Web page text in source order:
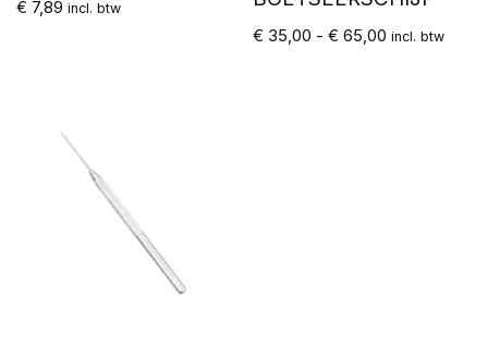
€ 7,89 incl. btw
€ 35,00 - € 65,00 incl. btw